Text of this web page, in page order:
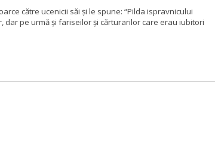
către ucenicii săi și le spune: “Pilda ispravnicului
dar pe urmă și fariseilor și cărturarilor care erau iubitori